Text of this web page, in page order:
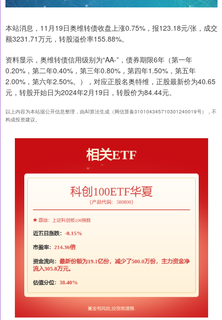
本站消息，11月19日奥维转债收盘上涨0.75%，报123.18元/张，成交
额3231.71万元，转股溢价率155.88%。
资料显示，奥维转债信用级别为“AA-”，债券期限6年（第一年
0.20%，第二年0.40%，第三年0.80%，第四年1.50%，第五年
2.00%，第六年2.50%。），对应正股名奥特维，正股最新价为40.65
元，转股开始日为2024年2月19日，转股价为84.44元。
以上内容为本站据公开信息整理，由AI算法生成（网信算备310104345710301240019号），不
构成投资建议。